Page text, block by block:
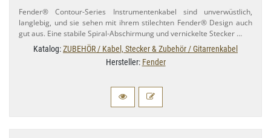
Fender® Contour-​Series Instrumentenkabel sind unverwüstlich,
langlebig, und sie sehen mit ihrem stilechten Fender® Design auch
gut aus. Eine stabile Spiral-​Abschirmung und vernickelte Stecker …
Katalog:ZUBEHÖR / Kabel, Stecker & Zubehör / Gitarrenkabel
Hersteller: Fender